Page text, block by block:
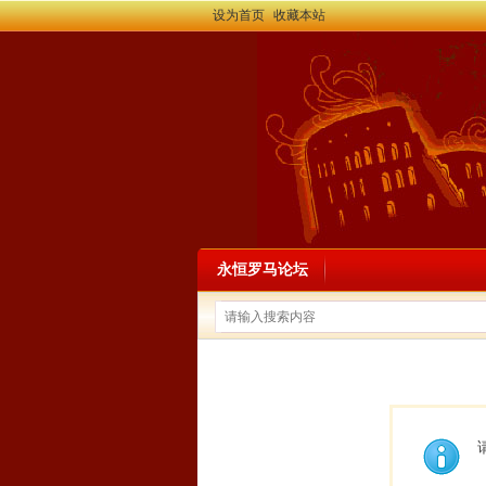
设为首页 收藏本站
永恒罗马论坛